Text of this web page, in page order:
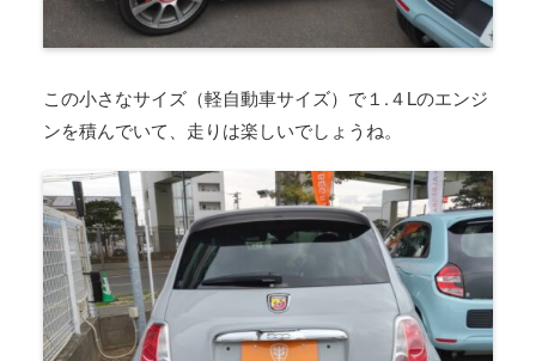
この小さなサイズ（軽自動車サイズ）で１.４Lのエンジ
ンを積んでいて、走りは楽しいでしょうね。